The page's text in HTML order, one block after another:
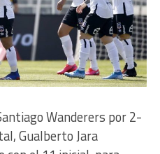
Wanderers por 2-
Gualberto Jara